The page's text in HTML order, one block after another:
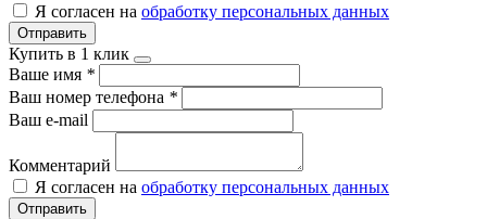
Я согласен на обработку персональных данных
Отправить
Купить в 1 клик
Ваше имя *
Ваш номер телефона *
Ваш e-mail
Комментарий
Я согласен на обработку персональных данных
Отправить